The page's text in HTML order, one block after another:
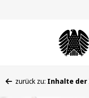
befinden
zurück zu: Inhalte